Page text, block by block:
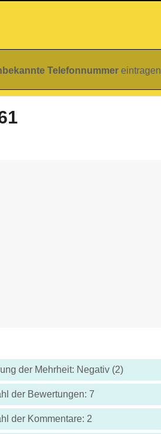
Telefonnummer eintragen
der Mehrheit: Negativ (2)
der Bewertungen: 7
der Kommentare: 2